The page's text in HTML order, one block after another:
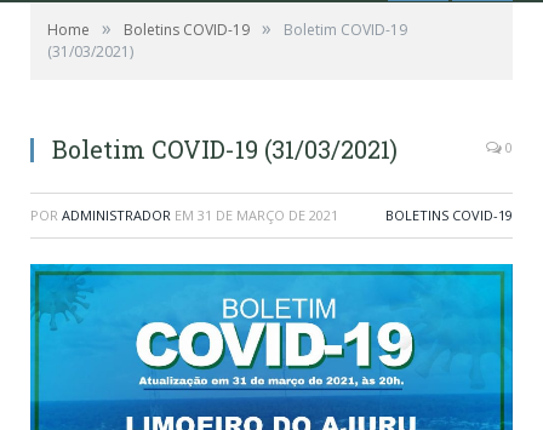
Home » Boletins COVID-19 »
Boletim COVID-19
(31/03/2021)
Boletim COVID-19 (31/03/2021) 0
POR ADMINISTRADOR EM 31 DE MARÇO DE 2021 BOLETINS COVID-19